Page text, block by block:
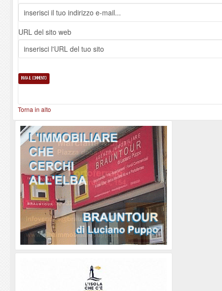
URL del sito web
Torna in alto